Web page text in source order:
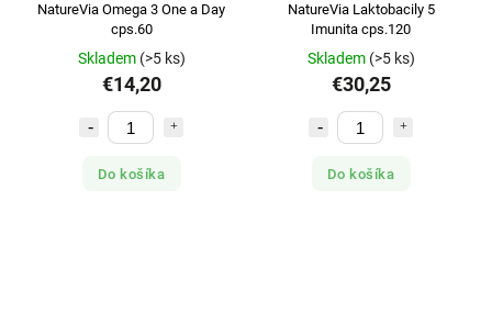
NatureVia Omega 3 One a Day
cps.60
Skladem (>5 ks)
€14,20
Do košíka
NatureVia Laktobacily 5
Imunita cps.120
Skladem (>5 ks)
€30,25
Do košíka